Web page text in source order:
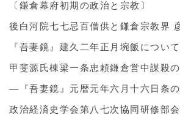
〔鎌倉幕府初期の政治と宗教〕
後白河院七七忌百僧供と鎌倉宗教界
『吾妻鏡』建久二年正月埦飯につい
甲斐源氏棟梁一条忠頼鎌倉営中謀殺
―『吾妻鏡』元暦元年六月十六日条
政治経済史学会第八七次協同研修部